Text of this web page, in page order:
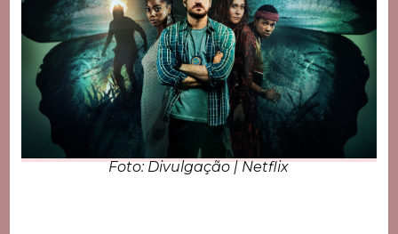
Foto: Divulgação | Netflix